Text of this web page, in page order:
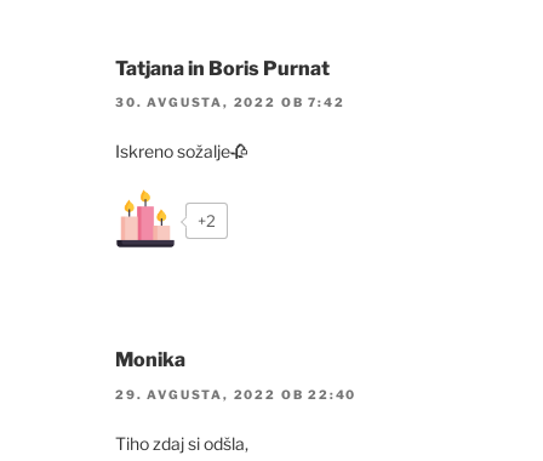
Tatjana in Boris Purnat
30. AVGUSTA, 2022 OB 7:42
Iskreno sožalje🥀
+2
Monika
29. AVGUSTA, 2022 OB 22:40
Tiho zdaj si odšla,